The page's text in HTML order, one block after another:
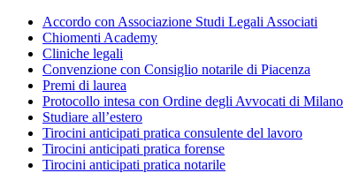
Accordo con Associazione Studi Legali Associati
Chiomenti Academy
Cliniche legali
Convenzione con Consiglio notarile di Piacenza
Premi di laurea
Protocollo intesa con Ordine degli Avvocati di Milano
Studiare all’estero
Tirocini anticipati pratica consulente del lavoro
Tirocini anticipati pratica forense
Tirocini anticipati pratica notarile